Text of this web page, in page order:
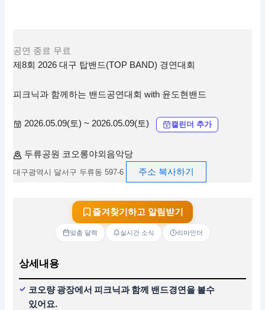
공연 종료 무료
제8회 2026 대구 탑밴드(TOP BAND) 경연대회
피크닉과 함께하는 밴드공연대회 with 윤도현밴드
2026.05.09(토) ~ 2026.05.09(토) 캘린더 추가
두류공원 코오롱야외음악당
대구광역시 달서구 두류동 597-6 주소 복사하기
즐겨찾기하고 알림받기
맞춤 달력 실시간 소식 리마인더
상세내용
코오량 광장에서 피크닉과 함께 밴드경연을 볼수
있어요.